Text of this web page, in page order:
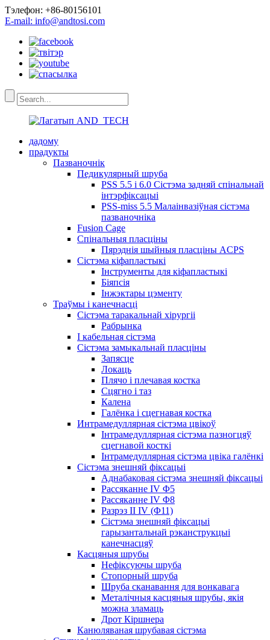
Тэлефон: +86-80156101
E-mail: info@andtosi.com
дадому
прадукты
Пазваночнік
Педикулярный шруба
PSS 5.5 і 6.0 Сістэма задняй спінальнай
інтэрфіксацыі
PSS-miss 5.5 Малаінвазіўная сістэма
пазваночніка
Fusion Cage
Спінальныя пласціны
Пярэднія шыйныя пласціны ACPS
Сістэма кіфапластыкі
Інструменты для кіфапластыкі
Біяпсія
Інжэктары цэменту
Траўмы і канечнасці
Сістэма таракальнай хірургіі
Рабрынка
І кабельная сістэма
Сістэма замыкальнай пласціны
Запясце
Локаць
Плячо і плечавая костка
Сцягно і таз
Калена
Галёнка і сцегнавая костка
Интрамедуллярная сістэма цвікоў
Інтрамедуллярная сістэма пазногцяў
сцегнавой косткі
Інтрамедуллярная сістэма цвіка галёнкі
Сістэма знешняй фіксацыі
Аднабаковая сістэма знешняй фіксацыі
Рассяканне IV Φ5
Рассяканне IV Φ8
Разрэз II IV (Φ11)
Сістэма знешняй фіксацыі
гарызантальнай рэканструкцыі
канечнасцяў
Касцяныя шрубы
Нефіксуючы шруба
Стопорный шруба
Шруба сканавання для вонкавага
Металічныя касцяныя шрубы, якія
можна зламаць
Дрот Кіршнера
Канюляваная шрубавая сістэма